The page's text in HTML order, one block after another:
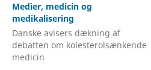
Medier, medicin og
medikalisering
Danske avisers dækning af
debatten om kolesterolsænkende
medicin